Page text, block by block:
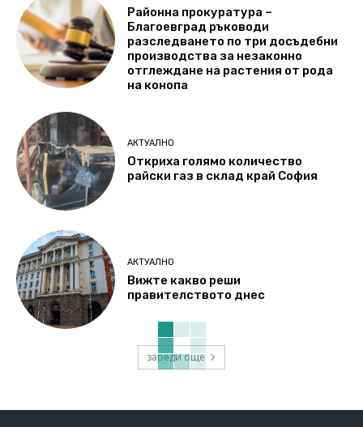
Районна прокуратура –
Благоевград ръководи
разследването по три досъдебни
производства за незаконно
отглеждане на растения от рода
на конопа
АКТУАЛНО
Откриха голямо количество
райски газ в склад край София
АКТУАЛНО
Вижте какво реши
правителството днес
зареди още